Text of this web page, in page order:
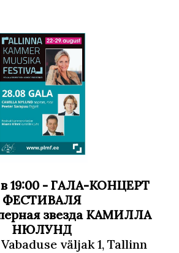
19:00 -ГАЛА-КОНЦЕРТ
ФЕСТИВАЛЯ
звезда КАМИЛЛА
НЮЛУНД
väljak 1, Tallinn